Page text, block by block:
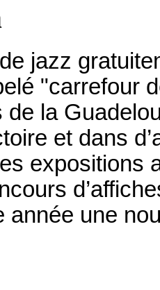
jazz
"carrefour
la
et dans
expositions
année une